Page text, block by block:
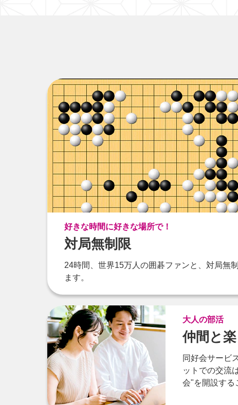
好きな時間に好きな場所で！
対局無制限
24時間、世界15万人の囲碁ファンと、対局無
ます。
大人の部活
仲間と楽
同好会サービ
ットでの交流
会"を開設する